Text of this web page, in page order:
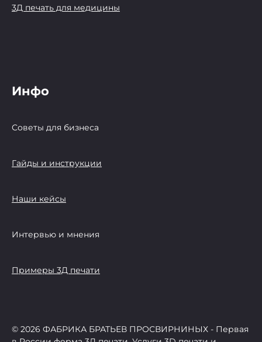
3Д печать для медицины
Инфо
Советы для бизнеса
Гайды и инструкции
Наши кейсы
Интервью и мнения
Примеры 3Д печати
© 2026 ФАБРИКА БРАТЬЕВ ПРОСВИРНИНЫХ - Первая